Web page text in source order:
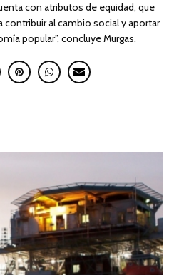
con atributos de equidad, que
contribuir al cambio social y aportar
popular”, concluye Murgas.